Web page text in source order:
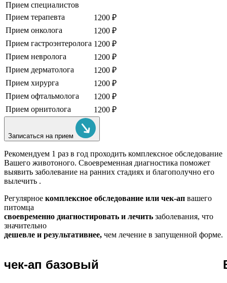
Прием специалистов
Прием терапевта
1200 ₽
Прием онколога
1200 ₽
Прием гастроэнтеролога 1200 ₽
Прием невролога
1200 ₽
Прием дерматолога
1200 ₽
Прием хирурга
1200 ₽
Прием офтальмолога
1200 ₽
Прием орнитолога
1200 ₽
Записаться на прием
Рекомендуем 1 раз в год проходить комплексное обследование
Вашего животоного. Своевременная диагностика поможет
выявить заболевание на ранних стадиях и благополучно его
вылечить .
Регулярное комплексное обследование или чек-ап вашего
питомца
своевременно диагностировать и лечить заболевания, что
значительно
дешевле и результативнее, чем лечение в запущенной форме.
чек-ап базовый